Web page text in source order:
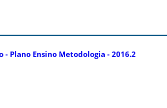
- Plano Ensino Metodologia - 2016.2